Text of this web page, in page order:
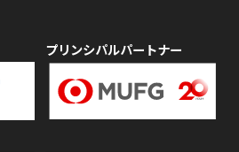
プリンシパルパートナー